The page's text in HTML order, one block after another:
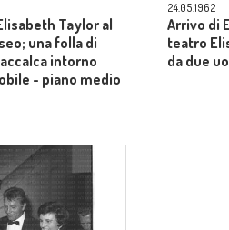
Taylor al
una folla di
intorno
- piano medio
24.05.1962
Arrivo di
teatro
da due